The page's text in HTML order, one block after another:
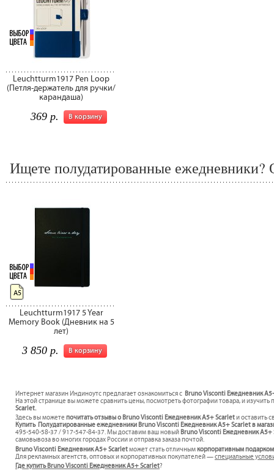
Leuchtturm1917 Pen Loop
(Петля-держатель для ручки/
карандаша)
В корзину
369 р.
Ищете полудатированные ежедневники?
Leuchtturm1917 5 Year
Memory Book (Дневник на 5
лет)
В корзину
3 850 р.
А5
Интернет магазин Индиноутс предлагает ознакомиться с Bruno Visconti Ежедневник
На этой странице вы можете сравнить цены, посмотреть фотографии товара, и
Scarlet.
Здесь вы можете почитать отзывы о Bruno Visconti Ежедневник А5+ Scarletи оставить
Купить Полудатированные ежедневники Bruno Visconti Ежедневник А5+ Scarlet в
495-540-58-37 / 917-547-84-37. Мы доставим ваш новый Bruno Visconti Ежедневник
самовывоза во многих городах России и отправка заказа почтой.
Bruno Visconti Ежедневник А5+ Scarletможет стать отличнымкорпоративным подарком
Для рекламных агентств, оптовых и корпоративных покупателей —специальные
Где купить Bruno Visconti Ежедневник А5+ Scarlet?